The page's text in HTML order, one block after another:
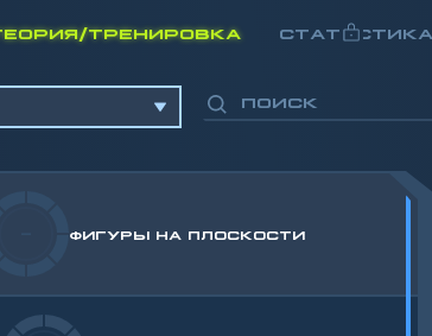
ТРЕНИРОВКА СТАТИСТИКА
ФИГУРЫ НА ПЛОСКОСТИ